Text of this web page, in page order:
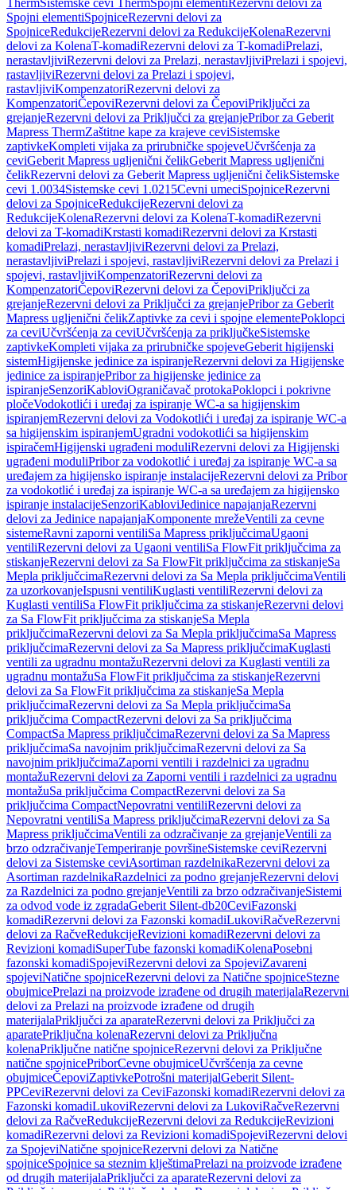
ThermSistemske cevi ThermSpojni elementi Rezervni delovi za
Spojni elementiSpojniceRezervni delovi za
SpojniceRedukcijeRezervni delovi za RedukcijeKolenaRezervni
delovi za KolenaT-komadiRezervni delovi za T-komadiPrelazi,
nerastavljiviRezervni delovi za Prelazi, nerastavljiviPrelazi i spojevi,
rastavljiviRezervni delovi za Prelazi i spojevi,
rastavljiviKompenzatoriRezervni delovi za
KompenzatoriČepoviRezervni delovi za ČepoviPriključci za
grejanjeRezervni delovi za Priključci za grejanjePribor za Geberit
Mapress ThermZaštitne kape za krajeve ceviSistemske
zaptivkeKompleti vijaka za prirubničke spojeveUčvršćenja za
ceviGeberit Mapress ugljenični čelikGeberit Mapress ugljenični
čelikRezervni delovi za Geberit Mapress ugljenični čelikSistemske
cevi 1.0034Sistemske cevi 1.0215Cevni umeciSpojniceRezervni
delovi za SpojniceRedukcijeRezervni delovi za
RedukcijeKolenaRezervni delovi za KolenaT-komadiRezervni
delovi za T-komadiKrstasti komadiRezervni delovi za Krstasti
komadiPrelazi, nerastavljiviRezervni delovi za Prelazi,
nerastavljiviPrelazi i spojevi, rastavljiviRezervni delovi za Prelazi i
spojevi, rastavljiviKompenzatoriRezervni delovi za
KompenzatoriČepoviRezervni delovi za ČepoviPriključci za
grejanjeRezervni delovi za Priključci za grejanjePribor za Geberit
Mapress ugljenični čelikZaptivke za cevi i spojne elementePoklopci
za ceviUčvršćenja za ceviUčvršćenja za priključkeSistemske
zaptivkeKompleti vijaka za prirubničke spojeveGeberit higijenski
sistemHigijenske jedinice za ispiranjeRezervni delovi za Higijenske
jedinice za ispiranjePribor za higijenske jedinice za
ispiranjeSenzoriKabloviOgraničavač protokaPoklopci i pokrivne
pločeVodokotlići i uređaj za ispiranje WC-a sa higijenskim
ispiranjemRezervni delovi za Vodokotlići i uređaj za ispiranje WC-a
sa higijenskim ispiranjemUgradni vodokotlići sa higijenskim
ispiračemHigijenski ugrađeni moduliRezervni delovi za Higijenski
ugrađeni moduliPribor za vodokotlić i uređaj za ispiranje WC-a sa
uređajem za higijensko ispiranje instalacijeRezervni delovi za Pribor
za vodokotlić i uređaj za ispiranje WC-a sa uređajem za higijensko
ispiranje instalacijeSenzoriKabloviJedinice napajanjaRezervni
delovi za Jedinice napajanjaKomponente mrežeVentili za cevne
sistemeRavni zaporni ventiliSa Mapress priključcimaUgaoni
ventiliRezervni delovi za Ugaoni ventiliSa FlowFit priključcima za
stiskanjeRezervni delovi za Sa FlowFit priključcima za stiskanjeSa
Mepla priključcimaRezervni delovi za Sa Mepla priključcimaVentili
za uzorkovanjeIspusni ventiliKuglasti ventiliRezervni delovi za
Kuglasti ventiliSa FlowFit priključcima za stiskanjeRezervni delovi
za Sa FlowFit priključcima za stiskanjeSa Mepla
priključcimaRezervni delovi za Sa Mepla priključcimaSa Mapress
priključcimaRezervni delovi za Sa Mapress priključcimaKuglasti
ventili za ugradnu montažuRezervni delovi za Kuglasti ventili za
ugradnu montažuSa FlowFit priključcima za stiskanjeRezervni
delovi za Sa FlowFit priključcima za stiskanjeSa Mepla
priključcimaRezervni delovi za Sa Mepla priključcimaSa
priključcima CompactRezervni delovi za Sa priključcima
CompactSa Mapress priključcimaRezervni delovi za Sa Mapress
priključcimaSa navojnim priključcimaRezervni delovi za Sa
navojnim priključcimaZaporni ventili i razdelnici za ugradnu
montažuRezervni delovi za Zaporni ventili i razdelnici za ugradnu
montažuSa priključcima CompactRezervni delovi za Sa
priključcima CompactNepovratni ventiliRezervni delovi za
Nepovratni ventiliSa Mapress priključcimaRezervni delovi za Sa
Mapress priključcimaVentili za odzračivanje za grejanjeVentili za
brzo odzračivanjeTemperiranje površineSistemske ceviRezervni
delovi za Sistemske ceviAsortiman razdelnikaRezervni delovi za
Asortiman razdelnikaRazdelnici za podno grejanjeRezervni delovi
za Razdelnici za podno grejanjeVentili za brzo odzračivanjeSistemi
za odvod vode iz zgradaGeberit Silent-db20CeviFazonski
komadiRezervni delovi za Fazonski komadiLukoviRačveRezervni
delovi za RačveRedukcijeRevizioni komadiRezervni delovi za
Revizioni komadiSuperTube fazonski komadiKolenaPosebni
fazonski komadiSpojeviRezervni delovi za SpojeviZavareni
spojeviNatične spojniceRezervni delovi za Natične spojniceStezne
obujmicePrelazi na proizvode izrađene od drugih materijalaRezervni
delovi za Prelazi na proizvode izrađene od drugih
materijalaPriključci za aparateRezervni delovi za Priključci za
aparatePriključna kolenaRezervni delovi za Priključna
kolenaPriključne natične spojniceRezervni delovi za Priključne
natične spojnicePriborCevne obujmiceUčvršćenja za cevne
obujmiceČepoviZaptivkePotrošni materijalGeberit Silent-
PPCeviRezervni delovi za CeviFazonski komadiRezervni delovi za
Fazonski komadiLukoviRezervni delovi za LukoviRačveRezervni
delovi za RačveRedukcijeRezervni delovi za RedukcijeRevizioni
komadiRezervni delovi za Revizioni komadiSpojeviRezervni delovi
za SpojeviNatične spojniceRezervni delovi za Natične
spojniceSpojnice sa steznim klještimaPrelazi na proizvode izrađene
od drugih materijalaPriključci za aparateRezervni delovi za